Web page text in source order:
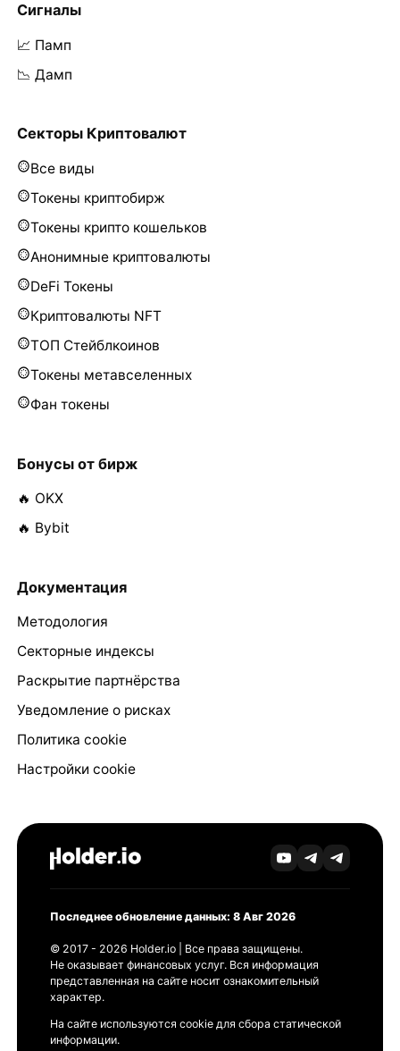
Сигналы
📈 Памп
📉 Дамп
Секторы Криптовалют
Все виды
Токены криптобирж
Токены крипто кошельков
Анонимные криптовалюты
DeFi Токены
Криптовалюты NFT
ТОП Стейблкоинов
Токены метавселенных
Фан токены
Бонусы от бирж
🔥 OKX
🔥 Bybit
Документация
Методология
Секторные индексы
Раскрытие партнёрства
Уведомление о рисках
Политика cookie
Настройки cookie
Последнее обновление данных: 8 Авг 2026
© 2017 - 2026 Holder.io | Все права защищены.
Не оказывает финансовых услуг. Вся информация
представленная на сайте носит ознакомительный
характер.
На сайте используются cookie для сбора статической
информации.